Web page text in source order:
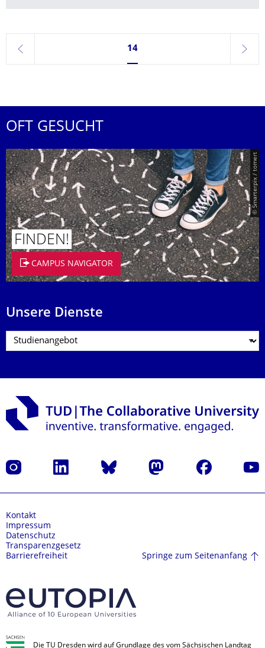
zurück
Seite 14, aktuell ausgewählt
14
weiter
OFT GESUCHT
© Smarterpix / tomert
FINDEN!
CAMPUS NAVIGATOR
Unsere Dienste
Instagram LinkedIn Bluesky Mastodon Facebook
Kontakt
Impressum
Datenschutz
Transparenzgesetz
Barrierefreiheit
Springe zum Seitenanfang
Die TU Dresden wird auf Grundlage des vom Sächsischen Landtag